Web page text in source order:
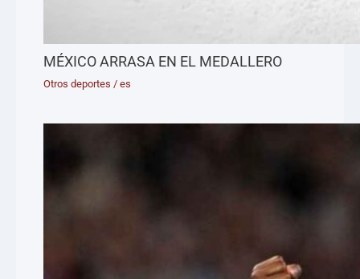
MÉXICO ARRASA EN EL MEDALLERO
Otros deportes /es